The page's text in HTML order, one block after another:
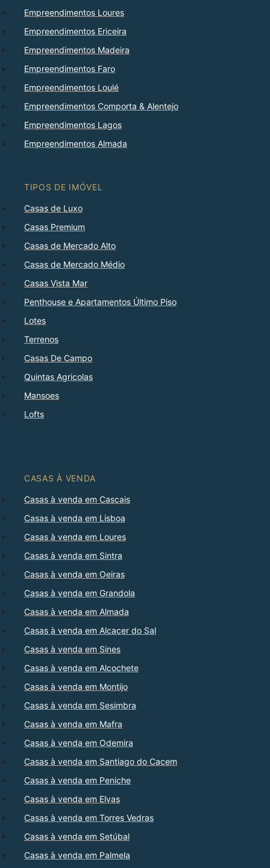
Empreendimentos Loures
Empreendimentos Ericeira
Empreendimentos Madeira
Empreendimentos Faro
Empreendimentos Loulé
Empreendimentos Comporta & Alentejo
Empreendimentos Lagos
Empreendimentos Almada
TIPOS DE IMÓVEL
Casas de Luxo
Casas Premium
Casas de Mercado Alto
Casas de Mercado Médio
Casas Vista Mar
Penthouse e Apartamentos Último Piso
Lotes
Terrenos
Casas De Campo
Quintas Agricolas
Mansoes
Lofts
CASAS À VENDA
Casas à venda em Cascais
Casas à venda em Lisboa
Casas à venda em Loures
Casas à venda em Sintra
Casas à venda em Oeiras
Casas à venda em Grandola
Casas à venda em Almada
Casas à venda em Alcacer do Sal
Casas à venda em Sines
Casas à venda em Alcochete
Casas à venda em Montijo
Casas à venda em Sesimbra
Casas à venda em Mafra
Casas à venda em Odemira
Casas à venda em Santiago do Cacem
Casas à venda em Peniche
Casas à venda em Elvas
Casas à venda em Torres Vedras
Casas à venda em Setúbal
Casas à venda em Palmela